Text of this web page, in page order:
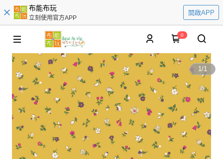
布能布玩
立刻使用官方APP
開啟APP
0
1/1